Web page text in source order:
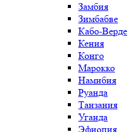
Замбия
Зимбабве
Кабо-Верде
Кения
Конго
Марокко
Намибия
Руанда
Танзания
Уганда
Эфиопия